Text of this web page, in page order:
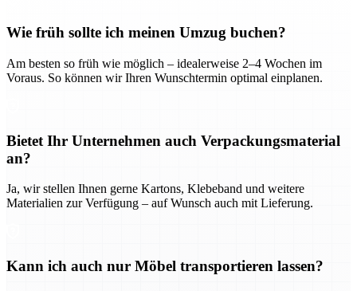
Wie früh sollte ich meinen Umzug buchen?
Am besten so früh wie möglich – idealerweise 2–4 Wochen im
Voraus. So können wir Ihren Wunschtermin optimal einplanen.
Bietet Ihr Unternehmen auch Verpackungsmaterial
an?
Ja, wir stellen Ihnen gerne Kartons, Klebeband und weitere
Materialien zur Verfügung – auf Wunsch auch mit Lieferung.
Kann ich auch nur Möbel transportieren lassen?